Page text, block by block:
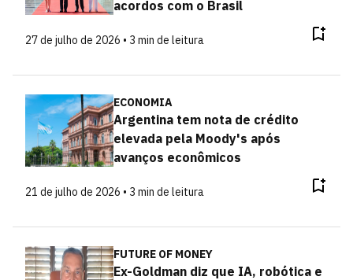
acordos com o Brasil
27 de julho de 2026 • 3 min de leitura
ECONOMIA
Argentina tem nota de crédito
elevada pela Moody's após
avanços econômicos
21 de julho de 2026 • 3 min de leitura
FUTURE OF MONEY
Ex-Goldman diz que IA, robótica e